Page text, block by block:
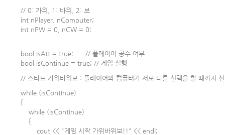
// 0: 가위, 1: 바위, 2: 보
int nPlayer, nComputer;
int nPW = 0, nCW = 0;
bool isAtt = true; // 플레이어 공수 여부
bool isContinue = true; // 게임 실행
// 스타트 가위바위보 : 플레이어와 컴퓨터가 서로 다른 선택을 할 때까지
while (isContinue)
{
while (isContinue)
{
cout << "게임 시작 가위바위보!!" << endl;